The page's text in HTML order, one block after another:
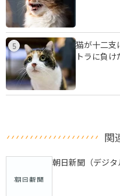
5
猫が十二
トラに負け
関
朝日新聞（デジタ